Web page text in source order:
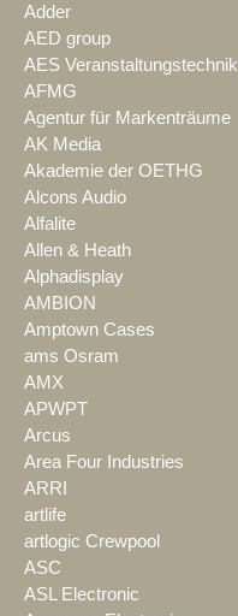
Adder
AED group
AES Veranstaltungstechnik
AFMG
Agentur für Markenträume
AK Media
Akademie der OETHG
Alcons Audio
Alfalite
Allen & Heath
Alphadisplay
AMBION
Amptown Cases
ams Osram
AMX
APWPT
Arcus
Area Four Industries
ARRI
artlife
artlogic Crewpool
ASC
ASL Electronic